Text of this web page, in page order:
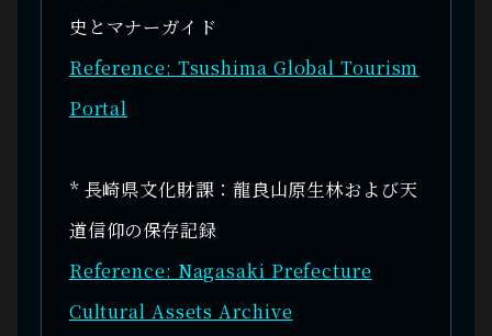
史とマナーガイド
Reference: Tsushima Global Tourism
Portal
* 長崎県文化財課：龍良山原生林および天
道信仰の保存記録
Reference: Nagasaki Prefecture
Cultural Assets Archive